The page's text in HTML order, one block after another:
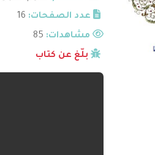
عدد الصفحات: 16
مشاهدات:
بلّغ عن كتاب